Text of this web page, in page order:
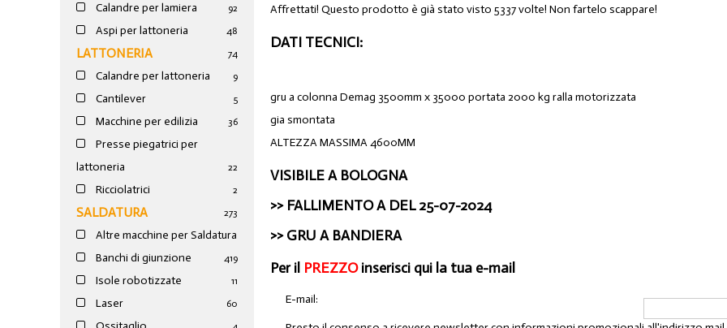
Calandre per lamiera 92
Aspi per lattoneria 48
LATTONERIA 74
Calandre per lattoneria 9
Cantilever 5
Macchine per edilizia 36
Presse piegatrici per
lattoneria
22
Ricciolatrici 2
SALDATURA 273
Altre macchine per Saldatura
19
Banchi di giunzione 4
Isole robotizzate 11
Laser 60
Affrettati! Questo prodotto è già stato visto 5337 volte! Non fartelo scappare!
DATI TECNICI:
gru a colonna Demag 3500mm x 35000 portata 2000 kg ralla motorizzata
gia smontata
ALTEZZA MASSIMA 4600MM
VISIBILE A BOLOGNA
>> FALLIMENTO A DEL 25-07-2024
>>GRU A BANDIERA
Per il PREZZOinserisci qui la tua e-mail
E-mail: